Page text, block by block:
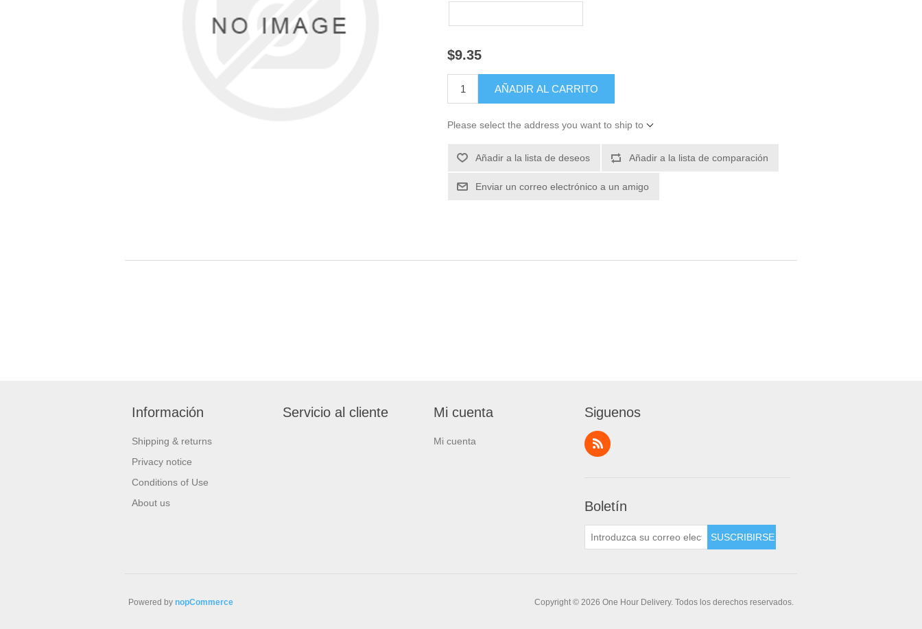
$9.35
Please select the address you want to ship to
Información
Shipping & returns
Privacy notice
Conditions of Use
About us
Servicio al cliente Mi cuenta
Mi cuenta
Siguenos
Boletín
Copyright © 2026 One Hour Delivery. Todos los derechos reservados.
Powered by nopCommerce